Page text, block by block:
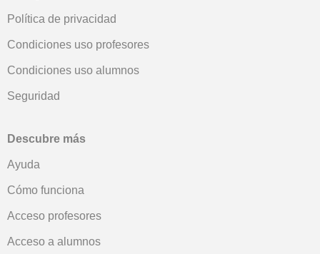
Política de privacidad
Condiciones uso profesores
Condiciones uso alumnos
Seguridad
Descubre más
Ayuda
Cómo funciona
Acceso profesores
Acceso a alumnos